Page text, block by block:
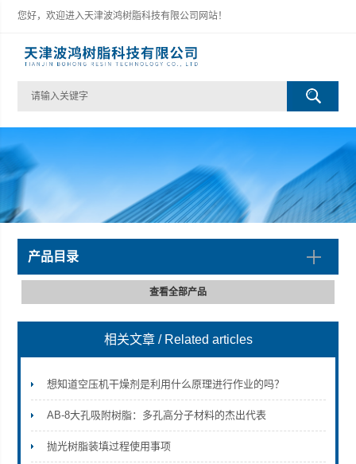
您好，欢迎进入天津波鸿树脂科技有限公司网站！
产品目录
查看全部产品
相关文章 / Related articles
想知道空压机干燥剂是利用什么原理进行作业的吗？
AB-8大孔吸附树脂：多孔高分子材料的杰出代表
抛光树脂装填过程使用事项